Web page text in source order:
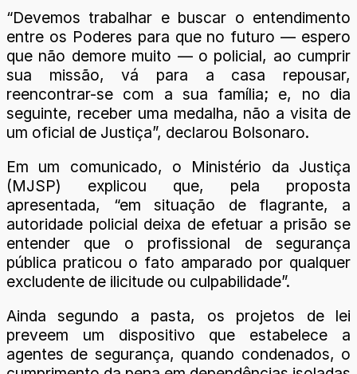
“Devemos trabalhar e buscar o entendimento
entre os Poderes para que no futuro — espero
que não demore muito — o policial, ao cumprir
sua missão, vá para a casa repousar,
reencontrar-se com a sua família; e, no dia
seguinte, receber uma medalha, não a visita de
um oficial de Justiça”, declarou Bolsonaro.
Em um comunicado, o Ministério da Justiça
(MJSP) explicou que, pela proposta
apresentada, “em situação de flagrante, a
autoridade policial deixa de efetuar a prisão se
entender que o profissional de segurança
pública praticou o fato amparado por qualquer
excludente de ilicitude ou culpabilidade”.
Ainda segundo a pasta, os projetos de lei
preveem um dispositivo que estabelece a
agentes de segurança, quando condenados, o